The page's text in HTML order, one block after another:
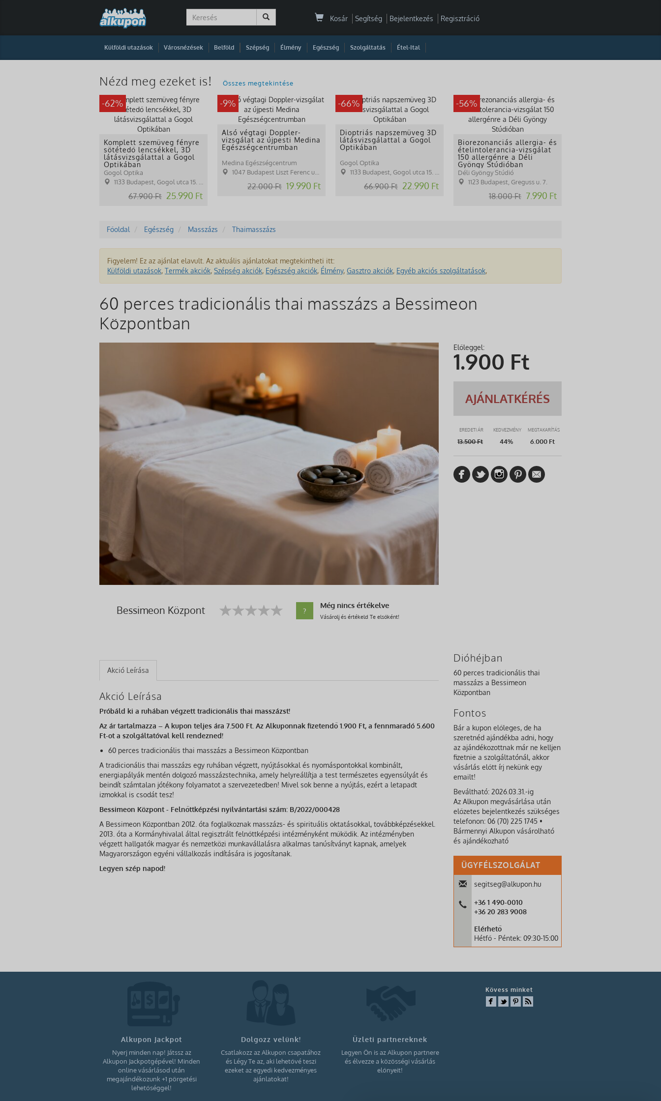
Kosár Segítség Bejelentkezés Regisztráció
Külföldi utazások Városnézések Belföld Szépség Élmény Egészség Szolgáltatás Étel-Ital
Nézd meg ezeket is! Összes megtekintése
-62%
Komplett szemüveg fényre
sötétedő lencsékkel, 3D
látásvizsgálattal a Gogol
Optikában
Gogol Optika
1133 Budapest, Gogol utca 15. B. lph. Fsz. 3.
67.900 Ft 25.990 Ft
-9%
Alsó végtagi Doppler-
vizsgálat az újpesti Medina
Egészségcentrumban
Medina Egészségcentrum
1047 Budapest Liszt Ferenc utca 6.
22.000 Ft 19.990 Ft
-66%
Dioptriás napszemüveg 3D
látásvizsgálattal a Gogol
Optikában
Gogol Optika
1133 Budapest, Gogol utca 15. B. lph. Fsz. 3.
66.900 Ft 22.990 Ft
-56%
Biorezonanciás allergia- és
ételintolerancia-vizsgálat
150 allergénre a Déli
Gyöngy Stúdióban
Déli Gyöngy Stúdió
1123 Budapest, Greguss u. 7.
18.000 Ft 7.990 Ft
Főoldal Egészség Masszázs Thaimasszázs
Figyelem! Ez az ajánlat elavult. Az aktuális ajánlatokat megtekintheti itt:
Külföldi utazások, Termék akciók, Szépség akciók, Egészség akciók, Élmény, Gasztro akciók, Egyéb akciós szolgáltatások,
60 perces tradicionális thai masszázs a Bessimeon
Központban
Bessimeon Központ ?
Még nincs értékelve
Vásárolj és értékeld Te elsőként!
Előleggel:
1.900 Ft
AJÁNLATKÉRÉS
EREDETI ÁR KEDVEZMÉNY MEGTAKARÍTÁS
13.500Ft 44% 6.000 Ft
Akció Leírása
Akció Leírása
Próbáld ki a ruhában végzett tradicionális thai masszázst!
Az ár tartalmazza – A kupon teljes ára 7.500 Ft. Az Alkuponnak fizetendő 1.900 Ft, a fennmaradó 5.600
Ft-ot a szolgáltatóval kell rendezned!
60 perces tradicionális thai masszázs a Bessimeon Központban
A tradicionális thai masszázs egy ruhában végzett, nyújtásokkal és nyomáspontokkal kombinált,
energiapályák mentén dolgozó masszázstechnika, amely helyreállítja a test természetes egyensúlyát és
beindít számtalan jótékony folyamatot a szervezetedben! Mivel sok benne a nyújtás, ezért a letapadt
izmokkal is csodát tesz!
Bessimeon Központ - Felnőttképzési nyilvántartási szám: B/2022/000428
A Bessimeon Központban 2012. óta foglalkoznak masszázs- és spirituális oktatásokkal, továbbképzésekkel.
2013. óta a Kormányhivalal által regisztrált felnőttképzési intézményként működik. Az intézményben
végzett hallgatók magyar és nemzetközi munkavállalásra alkalmas tanúsítványt kapnak, amelyek
Magyarországon egyéni vállalkozás indítására is jogosítanak.
Legyen szép napod!
Dióhéjban
60 perces tradicionális thai
masszázs a Bessimeon
Központban
Fontos
Bár a kupon előleges, de ha
szeretnéd ajándékba adni, hogy
az ajándékozottnak már ne kelljen
fizetnie a szolgáltatónál, akkor
vásárlás előtt írj nekünk egy
emailt!
Beváltható: 2026.03.31.-ig
Az Alkupon megvásárlása után
előzetes bejelentkezés szükséges
telefonon: 06 (70) 225 1745 •
Bármennyi Alkupon vásárolható
és ajándékozható
ÜGYFÉLSZOLGÁLAT
segitseg@alkupon.hu
+36 1 490-0010
+36 20 283 9008
Elérhető
Hétfő - Péntek: 09:30-15:00
Alkupon Jackpot
Nyerj minden nap! Játssz az
Alkupon Jackpotgépével! Minden
online vásárlásod után
megajándékozunk +1 pörgetési
lehetőséggel!
Dolgozz velünk!
Csatlakozz az Alkupon csapatához
és Légy Te az, aki lehetővé teszi
ezeket az egyedi kedvezményes
ajánlatokat!
Üzleti partnereknek
Legyen Ön is az Alkupon partnere
és élvezze a közösségi vásárlás
előnyeit!
Kövess minket